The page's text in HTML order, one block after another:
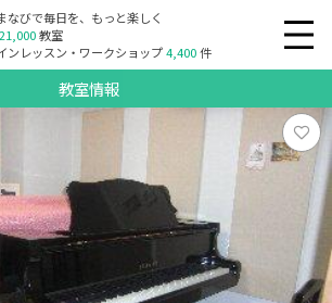
なびで毎日を、もっと楽しく
21,000教室
ンレッスン・ワークショップ4,400件
教室情報